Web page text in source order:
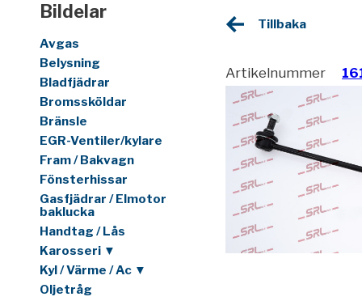
Bildelar
Avgas
Belysning
Bladfjädrar
Bromssköldar
Bränsle
EGR-Ventiler/kylare
Fram / Bakvagn
Fönsterhissar
Gasfjädrar / Elmotor
baklucka
Handtag / Lås
Karosseri ▼
Kyl / Värme / Ac ▼
Oljetråg
Tillbaka
Artikelnummer